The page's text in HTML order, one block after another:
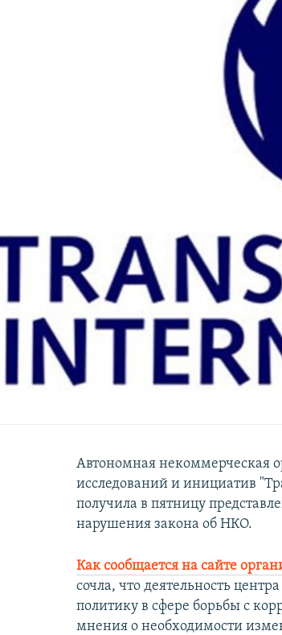
Автономная некоммерческая
исследований и инициатив
получила в пятницу
нарушения закона об НКО.
Как сообщается на сайте
сочла, что деятельность
политику в сфере борьбы с
мнения о необходимости